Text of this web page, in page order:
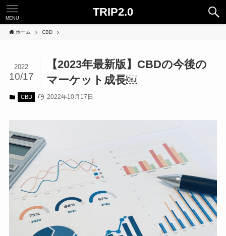
TRIP2.0
MENU
ホーム CBD
【2023年最新版】CBDの今後の
マーケット成長￼
2022
10/17
CBD 2022年10月17日